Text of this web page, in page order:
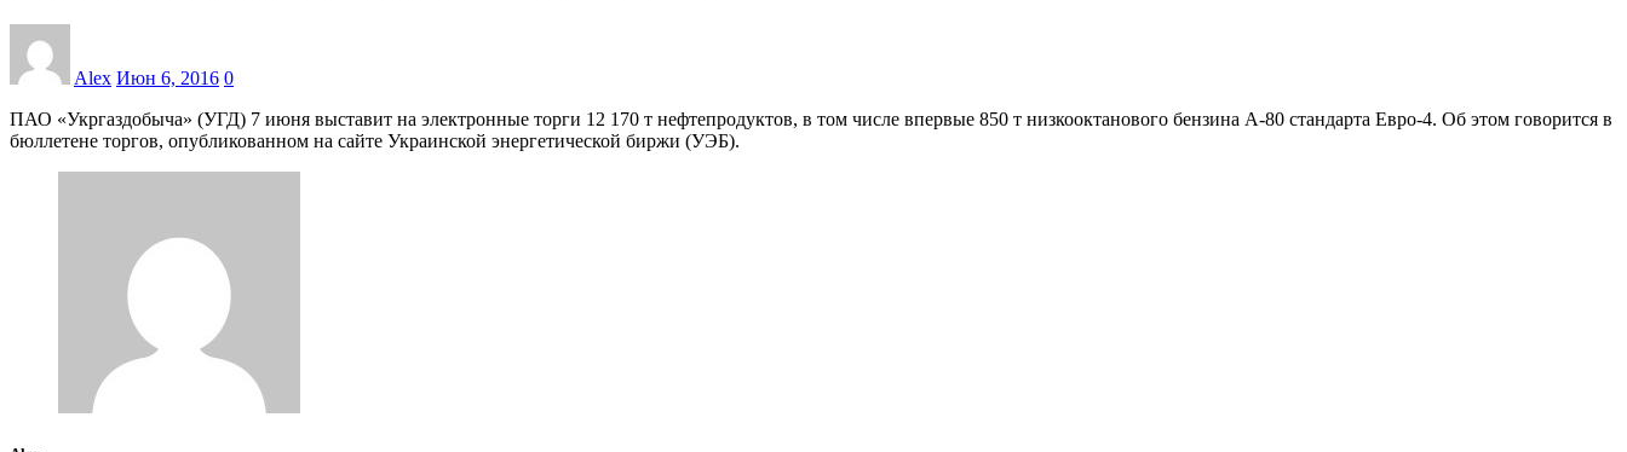
Alex Июн 6, 2016 0
ПАО «Укргаздобыча» (УГД) 7 июня выставит на электронные торги 12 170 т нефтепродуктов, в том числе впервые 850 т низкооктанового бензина А-80 стандарта Евро-4. Об этом говорится в
бюллетене торгов, опубликованном на сайте Украинской энергетической биржи (УЭБ).